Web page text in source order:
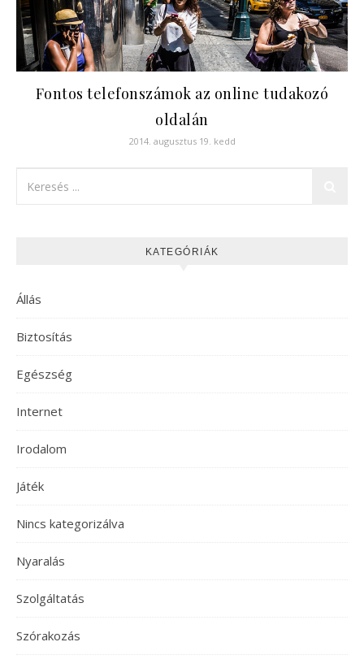
Fontos telefonszámok az online tudakozó
oldalán
2014. augusztus 19. kedd
KATEGÓRIÁK
Állás
Biztosítás
Egészség
Internet
Irodalom
Játék
Nincs kategorizálva
Nyaralás
Szolgáltatás
Szórakozás